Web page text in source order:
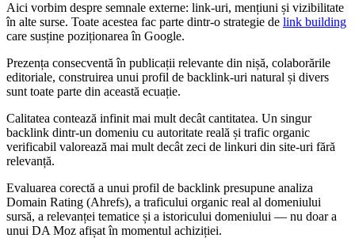
Aici vorbim despre semnale externe: link-uri, mențiuni și vizibilitate
în alte surse. Toate acestea fac parte dintr-o strategie de link building
care susține poziționarea în Google.
Prezența consecventă în publicații relevante din nișă, colaborările
editoriale, construirea unui profil de backlink-uri natural și divers
sunt toate parte din această ecuație.
Calitatea contează infinit mai mult decât cantitatea. Un singur
backlink dintr-un domeniu cu autoritate reală și trafic organic
verificabil valorează mai mult decât zeci de linkuri din site-uri fără
relevanță.
Evaluarea corectă a unui profil de backlink presupune analiza
Domain Rating (Ahrefs), a traficului organic real al domeniului
sursă, a relevanței tematice și a istoricului domeniului — nu doar a
unui DA Moz afișat în momentul achiziției.